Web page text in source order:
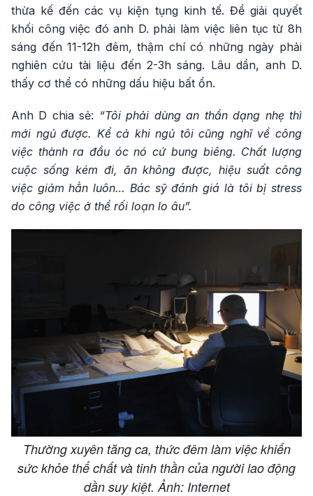
thừa kế đến các vụ kiện tụng kinh tế. Để giải quyết
khối công việc đó anh D. phải làm việc liên tục từ 8h
sáng đến 11-12h đêm, thậm chí có những ngày phải
nghiên cứu tài liệu đến 2-3h sáng. Lâu dần, anh D.
thấy cơ thể có những dấu hiệu bất ổn.
Anh D chia sẻ: “Tôi phải dùng an thần dạng nhẹ thì
mới ngủ được. Kể cả khi ngủ tôi cũng nghĩ về công
việc thành ra đầu óc nó cứ bung biêng. Chất lượng
cuộc sống kém đi, ăn không được, hiệu suất công
việc giảm hẳn luôn… Bác sỹ đánh giá là tôi bị stress
do công việc ở thể rối loạn lo âu”.
Thường xuyên tăng ca, thức đêm làm việc khiến
sức khỏe thể chất và tinh thần của người lao động
dần suy kiệt. Ảnh: Internet